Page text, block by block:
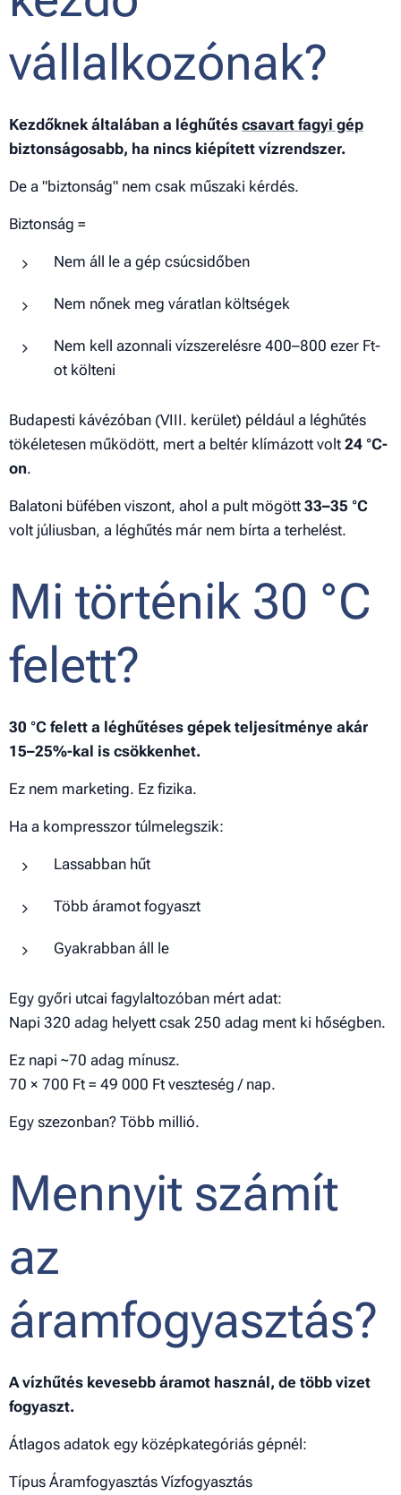
vállalkozónak?
Kezdőknek általában a léghűtés csavart fagyi gép
biztonságosabb, ha nincs kiépített vízrendszer.
De a "biztonság" nem csak műszaki kérdés.
Biztonság =
Nem áll le a gép csúcsidőben
Nem nőnek meg váratlan költségek
Nem kell azonnali vízszerelésre 400–800 ezer Ft-
ot költeni
Budapesti kávézóban (VIII. kerület) például a léghűtés
tökéletesen működött, mert a beltér klímázott volt 24 °C-
on.
Balatoni büfében viszont, ahol a pult mögött 33–35 °C
volt júliusban, a léghűtés már nem bírta a terhelést.
Mi történik 30 °C
felett?
30 °C felett a léghűtéses gépek teljesítménye akár
15–25%-kal is csökkenhet.
Ez nem marketing. Ez fizika.
Ha a kompresszor túlmelegszik:
Lassabban hűt
Több áramot fogyaszt
Gyakrabban áll le
Egy győri utcai fagylaltozóban mért adat:
Napi 320 adag helyett csak 250 adag ment ki hőségben.
Ez napi ~70 adag mínusz.
70 × 700 Ft = 49 000 Ft veszteség / nap.
Egy szezonban? Több millió.
Mennyit számít
az
áramfogyasztás?
A vízhűtés kevesebb áramot használ, de több vizet
fogyaszt.
Átlagos adatok egy középkategóriás gépnél:
Típus Áramfogyasztás Vízfogyasztás